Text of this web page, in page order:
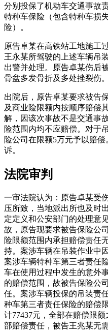
分别投保了机动车交通事故
特种车保险（包含特种车损
险）。
原告卓某在高铁站工地施工
王永某所驾驶的上述车辆吊
出警并处理。原告卓某伤后
骨盆多发骨折及多处挫裂伤。
出院后，原告卓某要求被告
及商业险限额内按顺序赔偿
解，因该次事故不是交通事
险范围内均不应赔偿。对于
险公司在限额5万元予以赔
诉。
法院审判
一审法院认为：原告卓某受
压所致，当地派出所也及时
定定义和公安部门的处理意
故，原告现要求被告保险公
险限额范围内承担赔偿责任
持。案涉车辆在吊装作业中
案涉车辆特种车第三者责任
车在使用过程中发生的意外
的赔偿范围，故被告保险公
任。案涉车辆投保的吊装责
种车第三者责任保险的赔偿
计77437元，全部在赔偿限
部赔偿责任，被告王兆某无